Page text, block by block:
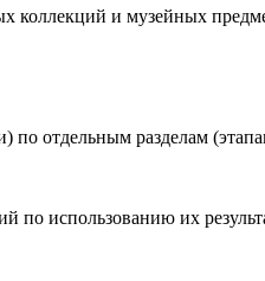
коллекций и музейных
по отдельным разделам
по использованию их